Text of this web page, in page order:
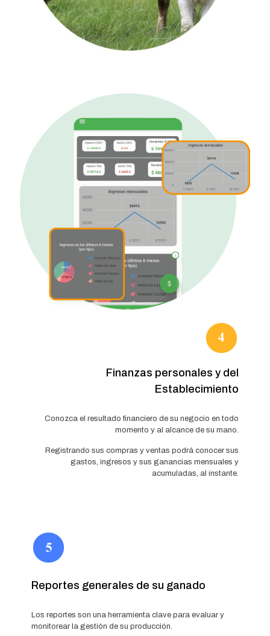
Finanzas personales y del
Establecimiento
Conozca el resultado financiero de su negocio en todo
momento y al alcance de su mano.
Registrando sus compras y ventas podrá conocer sus
gastos, ingresos y sus ganancias mensuales y
acumuladas, al instante.
Reportes generales de su ganado
Los reportes son una herramienta clave para evaluar y
monitorear la gestión de su producción.